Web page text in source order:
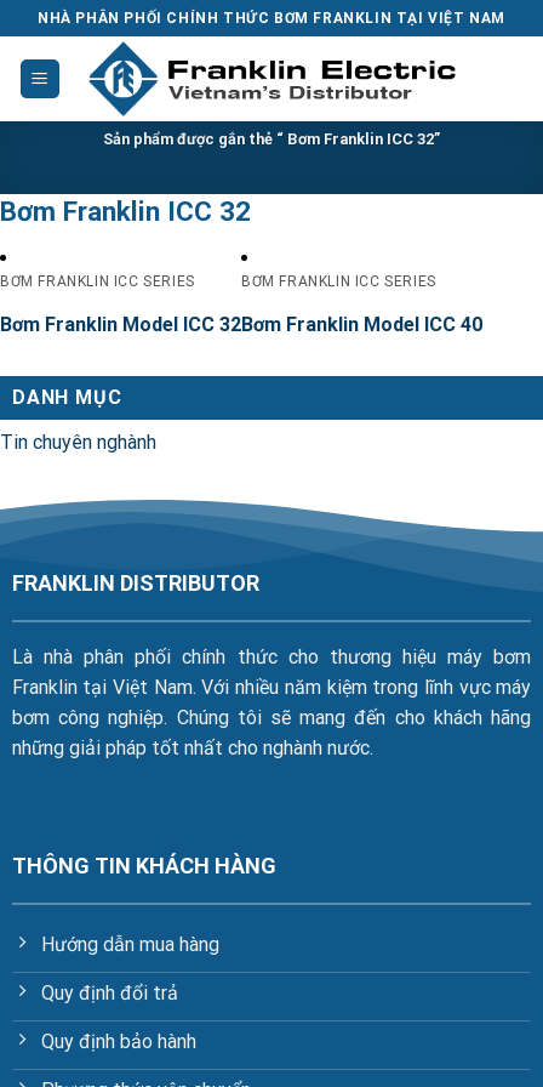
to
content
NHÀ PHÂN PHỐI CHÍNH THỨC BƠM FRANKLIN TẠI VIỆT NAM
Sản phẩm được gắn thẻ “ Bơm Franklin ICC 32”
Bơm Franklin ICC 32
BƠM FRANKLIN ICC SERIES
Bơm Franklin Model ICC 32
BƠM FRANKLIN ICC SERIES
Bơm Franklin Model ICC 40
DANH MỤC
Tin chuyên nghành
FRANKLIN DISTRIBUTOR
Là nhà phân phối chính thức cho thương hiệu máy bơm
Franklin tại Việt Nam. Với nhiều năm kiệm trong lĩnh vực máy
bơm công nghiệp. Chúng tôi sẽ mang đến cho khách hãng
những giải pháp tốt nhất cho nghành nước.
THÔNG TIN KHÁCH HÀNG
Hướng dẫn mua hàng
Quy định đổi trả
Quy định bảo hành